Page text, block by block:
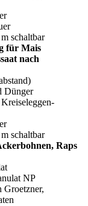
schaltbar
für Mais
nach
Dünger
schaltbar
Raps
NP
Groetzner,